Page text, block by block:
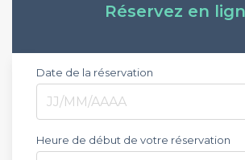
Réservez en
Date de la réservation
Heure de début de votre réservation